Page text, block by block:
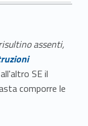
assenti,
SE il
comporre le